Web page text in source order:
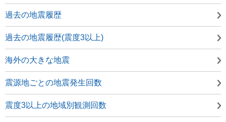
過去の地震履歴
過去の地震履歴(震度3以上)
海外の大きな地震
震源地ごとの地震発生回数
震度3以上の地域別観測回数